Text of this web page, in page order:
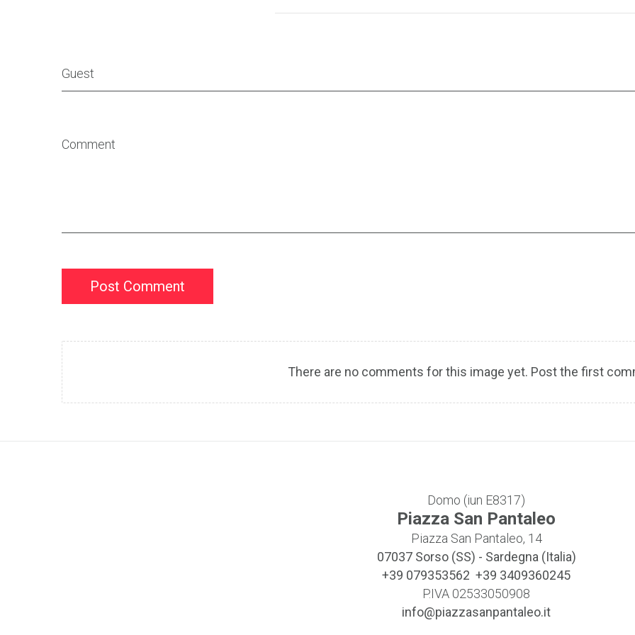
Post Comment
There are no comments for this image yet. Post the first
Domo (iun E8317)
Piazza San Pantaleo
Piazza San Pantaleo, 14
07037 Sorso (SS) - Sardegna (Italia)
+39 079353562 +39 3409360245
P.IVA 02533050908
info@piazzasanpantaleo.it